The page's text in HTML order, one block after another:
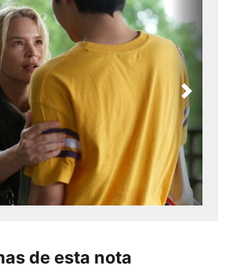
Next
de esta nota